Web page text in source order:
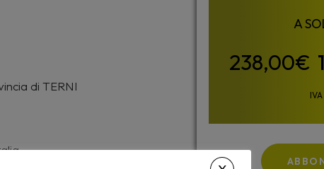
di TERNI
IVA